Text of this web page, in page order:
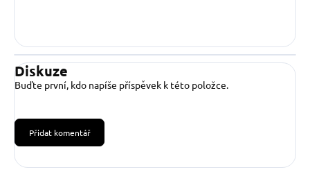
Diskuze
Buďte první, kdo napíše příspěvek k této položce.
Přidat komentář